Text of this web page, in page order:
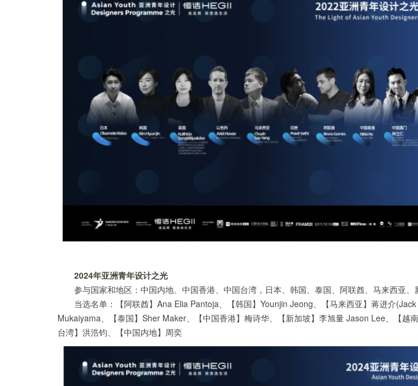
2024年亚洲青年设计之光
参与国家和地区：中国内地、中国香港、中国台湾，日本、韩国、泰国、阿联酋、马来西亚、
当选名单：【阿联酋】Ana Elia Pantoja、【韩国】Younjin Jeong、【马来西亚】蒋进介
Mukaiyama、【泰国】Sher Maker、【中国香港】梅诗华、【新加坡】李旭量 Jason Lee、【越
台湾】洪浩钧、【中国内地】周奕